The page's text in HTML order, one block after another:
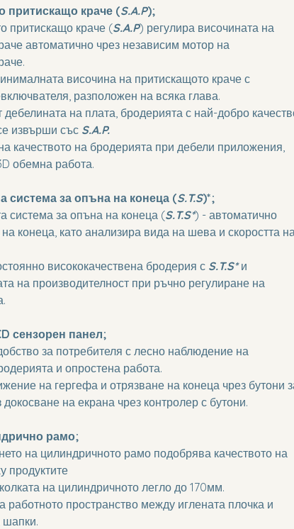
притискащо краче (S.A.P);
притискащо краче (S.A.P) регулира височината на
автоматично чрез независим мотор на
височина на притискащото краче с
разположен на всяка глава.
на плата, бродерията с най-добро
извърши със S.A.P.
качеството на бродерията при дебели приложения,
обемна работа.
система за опъна на конеца (S.T.S)*;
система за опъна на конеца (S.T.S*) - автоматично
конеца, като анализира вида на шева и скоростта на
висококачествена бродерия с S.T.S* и
на производителност при ръчно регулиране на
сензорен панел;
за потребителя с лесно наблюдение на
и опростена работа.
на гергефа и отрязване на конеца чрез бутони
на екрана чрез контролер с бутони.
рамо;
на цилиндричното рамо подобрява качеството на
продуктите
на цилиндричното легло до 170мм.
пространство между иглената плочка и
шапки.